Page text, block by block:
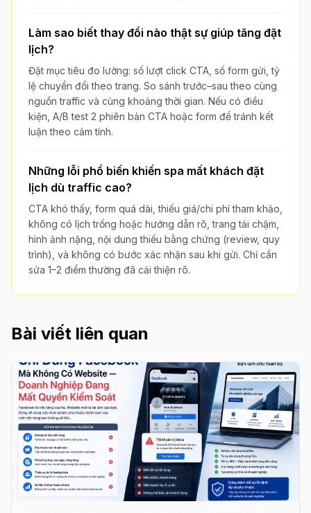
Làm sao biết thay đổi nào thật sự giúp tăng đặt
lịch?
Đặt mục tiêu đo lường: số lượt click CTA, số form gửi, tỷ
lệ chuyển đổi theo trang. So sánh trước–sau theo cùng
nguồn traffic và cùng khoảng thời gian. Nếu có điều
kiện, A/B test 2 phiên bản CTA hoặc form để tránh kết
luận theo cảm tính.
Những lỗi phổ biến khiến spa mất khách đặt
lịch dù traffic cao?
CTA khó thấy, form quá dài, thiếu giá/chi phí tham khảo,
không có lịch trống hoặc hướng dẫn rõ, trang tải chậm,
hình ảnh nặng, nội dung thiếu bằng chứng (review, quy
trình), và không có bước xác nhận sau khi gửi. Chỉ cần
sửa 1–2 điểm thường đã cải thiện rõ.
Bài viết liên quan